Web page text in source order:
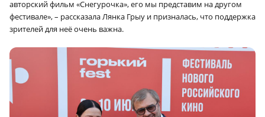
авторский фильм «Снегурочка», его мы представим на другом
фестивале», – рассказала Лянка Грыу и призналась, что поддержка
зрителей для неё очень важна.